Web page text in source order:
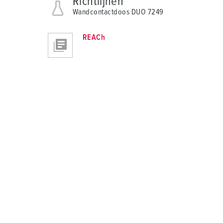
Wandcontactdoos DUO 7249
REACh